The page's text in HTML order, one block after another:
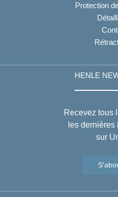
Protection
HENLE
Recevez tous
les dernières
sur